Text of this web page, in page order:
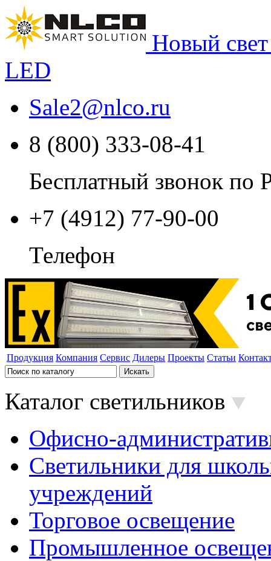
Новый
LED
Sale2@nlco.ru
8 (800) 333-08-41
Бесплатный звонок по
+7 (4912) 77-90-00
Телефон
Продукция Компания Сервис Дилеры Проекты Статьи
Каталог светильников
Офисно-
Светильники для
учреждений
Торговое освещение
Промышленное